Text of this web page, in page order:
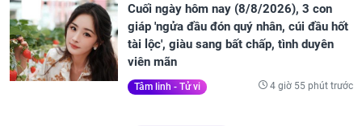
Cuối ngày hôm nay (8/8/2026), 3 con
giáp 'ngửa đầu đón quý nhân, cúi đầu hốt
tài lộc', giàu sang bất chấp, tình duyên
viên mãn
Tâm linh - Tử vi 4 giờ 55 phút trước